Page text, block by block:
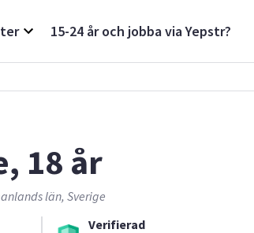
15-24 år och jobba via Yepstr?
18 år
län, Sverige
Verifierad